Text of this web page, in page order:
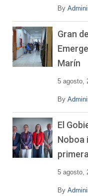
By
Gran
Marín
5 agosto,
By
El
Noboa
5 agosto,
By